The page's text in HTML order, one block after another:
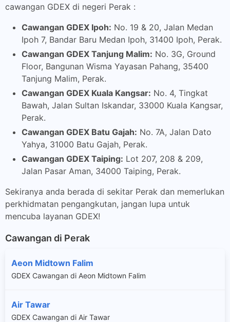
cawangan GDEX di negeri Perak :
Cawangan GDEX Ipoh: No. 19 & 20, Jalan Medan
Ipoh 7, Bandar Baru Medan Ipoh, 31400 Ipoh, Perak.
Cawangan GDEX Tanjung Malim: No. 3G, Ground
Floor, Bangunan Wisma Yayasan Pahang, 35400
Tanjung Malim, Perak.
Cawangan GDEX Kuala Kangsar: No. 4, Tingkat
Bawah, Jalan Sultan Iskandar, 33000 Kuala Kangsar,
Perak.
Cawangan GDEX Batu Gajah: No. 7A, Jalan Dato
Yahya, 31000 Batu Gajah, Perak.
Cawangan GDEX Taiping: Lot 207, 208 & 209,
Jalan Pasar Aman, 34000 Taiping, Perak.
Sekiranya anda berada di sekitar Perak dan memerlukan
perkhidmatan pengangkutan, jangan lupa untuk
mencuba layanan GDEX!
Cawangan di Perak
Aeon Midtown Falim
GDEX Cawangan di Aeon Midtown Falim
Air Tawar
GDEX Cawangan di Air Tawar